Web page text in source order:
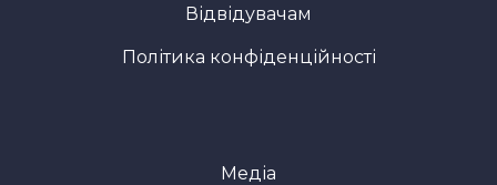
Відвідувачам
Політика конфіденційності
Медіа